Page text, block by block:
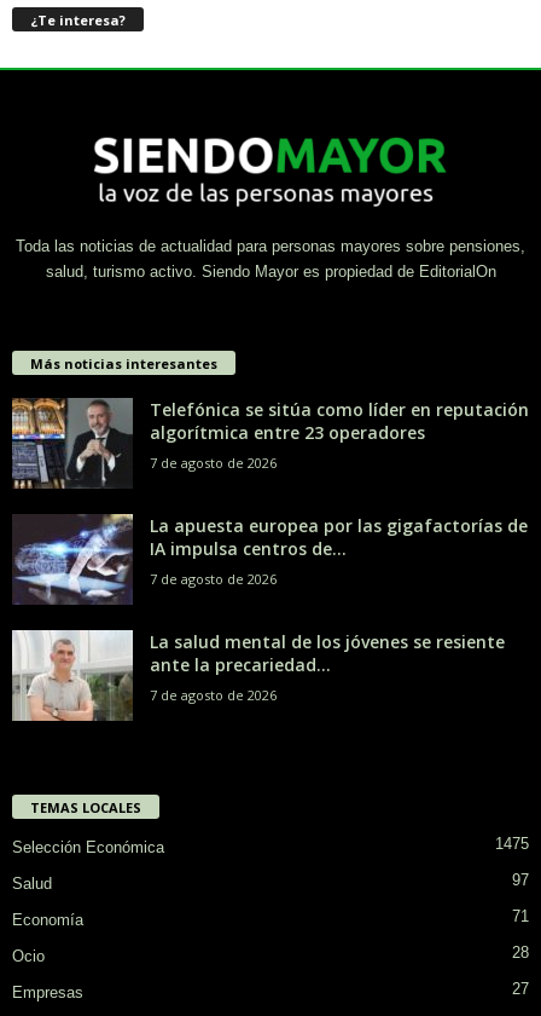
¿Te interesa?
Toda las noticias de actualidad para personas mayores sobre pensiones,
salud, turismo activo. Siendo Mayor es propiedad de EditorialOn
Más noticias interesantes
Telefónica se sitúa como líder en reputación
algorítmica entre 23 operadores
7 de agosto de 2026
La apuesta europea por las gigafactorías de
IA impulsa centros de...
7 de agosto de 2026
La salud mental de los jóvenes se resiente
ante la precariedad...
7 de agosto de 2026
TEMAS LOCALES
Selección Económica 1475
Salud 97
Economía 71
Ocio 28
Empresas 27